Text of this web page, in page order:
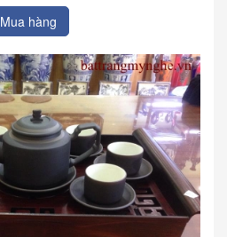
Mua hàng